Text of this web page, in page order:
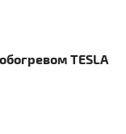
TESLA